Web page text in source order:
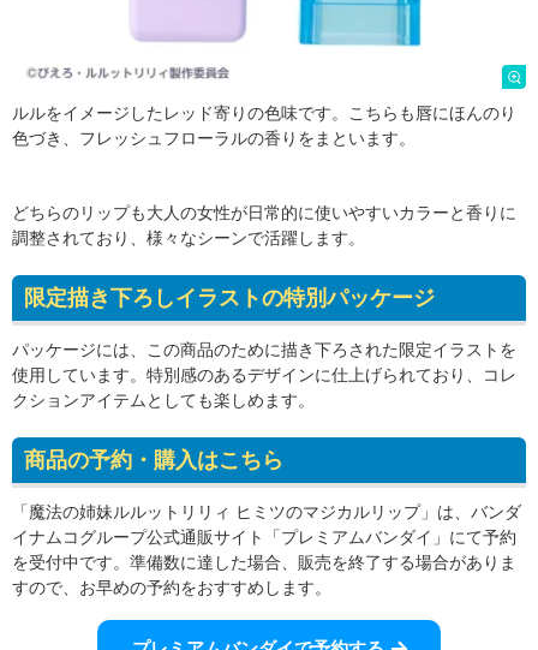
ルルをイメージしたレッド寄りの色味です。こちらも唇にほんのり
色づき、フレッシュフローラルの香りをまといます。
どちらのリップも大人の女性が日常的に使いやすいカラーと香りに
調整されており、様々なシーンで活躍します。
限定描き下ろしイラストの特別パッケージ
パッケージには、この商品のために描き下ろされた限定イラストを
使用しています。特別感のあるデザインに仕上げられており、コレ
クションアイテムとしても楽しめます。
商品の予約・購入はこちら
「魔法の姉妹ルルットリリィ ヒミツのマジカルリップ」は、バンダ
イナムコグループ公式通販サイト「プレミアムバンダイ」にて予約
を受付中です。準備数に達した場合、販売を終了する場合がありま
すので、お早めの予約をおすすめします。